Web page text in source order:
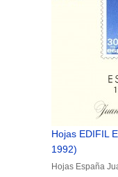
Hojas EDIFIL
1992)
Hojas España